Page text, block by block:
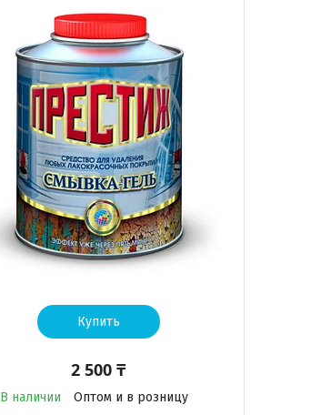
Купить
2 500 ₸
В наличии Оптом и в розницу